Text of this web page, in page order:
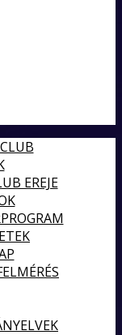
EREJE